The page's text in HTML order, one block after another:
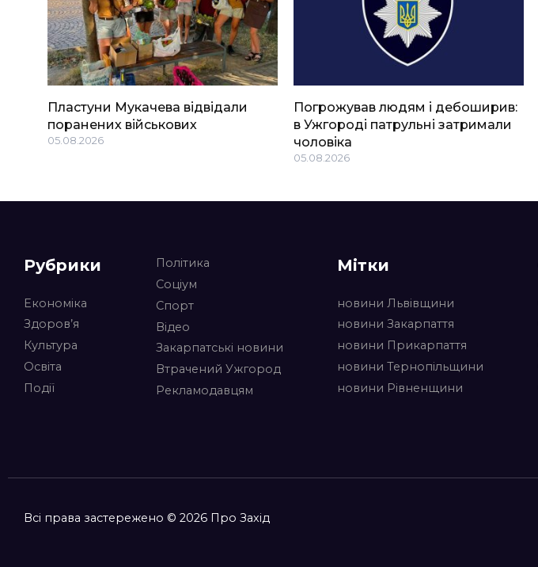
Пластуни Мукачева відвідали
поранених військових
05.08.2026
Погрожував людям і дебоширив:
в Ужгороді патрульні затримали
чоловіка
05.08.2026
Рубрики
Економіка
Здоров’я
Культура
Освіта
Події
Політика
Соціум
Спорт
Відео
Закарпатські новини
Втрачений Ужгород
Рекламодавцям
Мітки
новини Львівщини
новини Закарпаття
новини Прикарпаття
новини Тернопільщини
новини Рівненщини
Всі права застережено © 2026 Про Захід